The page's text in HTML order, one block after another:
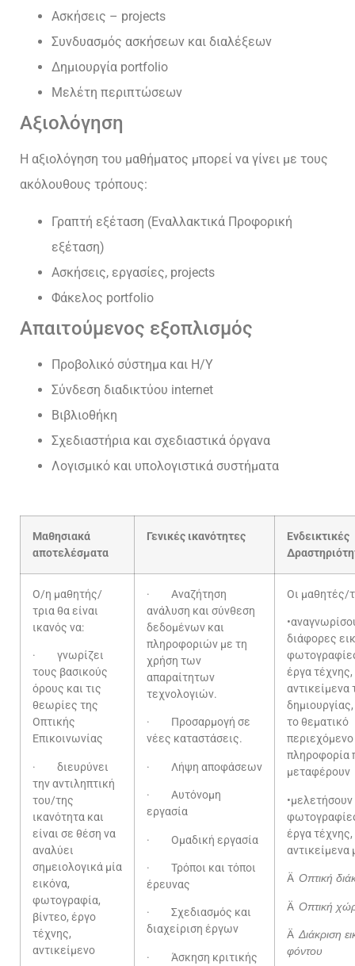
Ασκήσεις – projects
Συνδυασμός ασκήσεων και διαλέξεων
Δημιουργία portfolio
Μελέτη περιπτώσεων
Αξιολόγηση
Η αξιολόγηση του μαθήματος μπορεί να γίνει με τους
ακόλουθους τρόπους:
Γραπτή εξέταση (Εναλλακτικά Προφορική
εξέταση)
Ασκήσεις, εργασίες, projects
Φάκελος portfolio
Απαιτούμενος εξοπλισμός
Προβολικό σύστημα και Η/Υ
Σύνδεση διαδικτύου internet
Βιβλιοθήκη
Σχεδιαστήρια και σχεδιαστικά όργανα
Λογισμικό και υπολογιστικά συστήματα
Μαθησιακά
αποτελέσματα
Γενικές ικανότητες
Ενδεικτικές
Ο/η μαθητής/
τρια θα είναι
ικανός να:
· γνωρίζει
τους βασικούς
όρους και τις
θεωρίες της
Οπτικής
Επικοινωνίας
· διευρύνει
την αντιληπτική
του/της
ικανότητα και
είναι σε θέση να
αναλύει
σημειολογικά μία
εικόνα,
φωτογραφία,
βίντεο, έργο
τέχνης,
αντικείμενο
· Αναζήτηση
ανάλυση και σύνθεση
δεδομένων και
πληροφοριών με τη
χρήση των
απαραίτητων
τεχνολογιών.
· Προσαρμογή σε
νέες καταστάσεις.
· Λήψη αποφάσεων
· Αυτόνομη
εργασία
· Ομαδική εργασία
· Τρόποι και τόποι
έρευνας
· Σχεδιασμός και
διαχείριση έργων
· Άσκηση κριτικής
Οι μαθητές/
διάφορες
έργα τέχνης,
αντικείμενα
το θεματικό
περιεχόμενο
πληροφορία
μεταφέρουν
•μελετήσουν
έργα τέχνης,
αντικείμενα
Ä Οπτική
Ä Οπτική
ÄΔιάκριση
φόντου